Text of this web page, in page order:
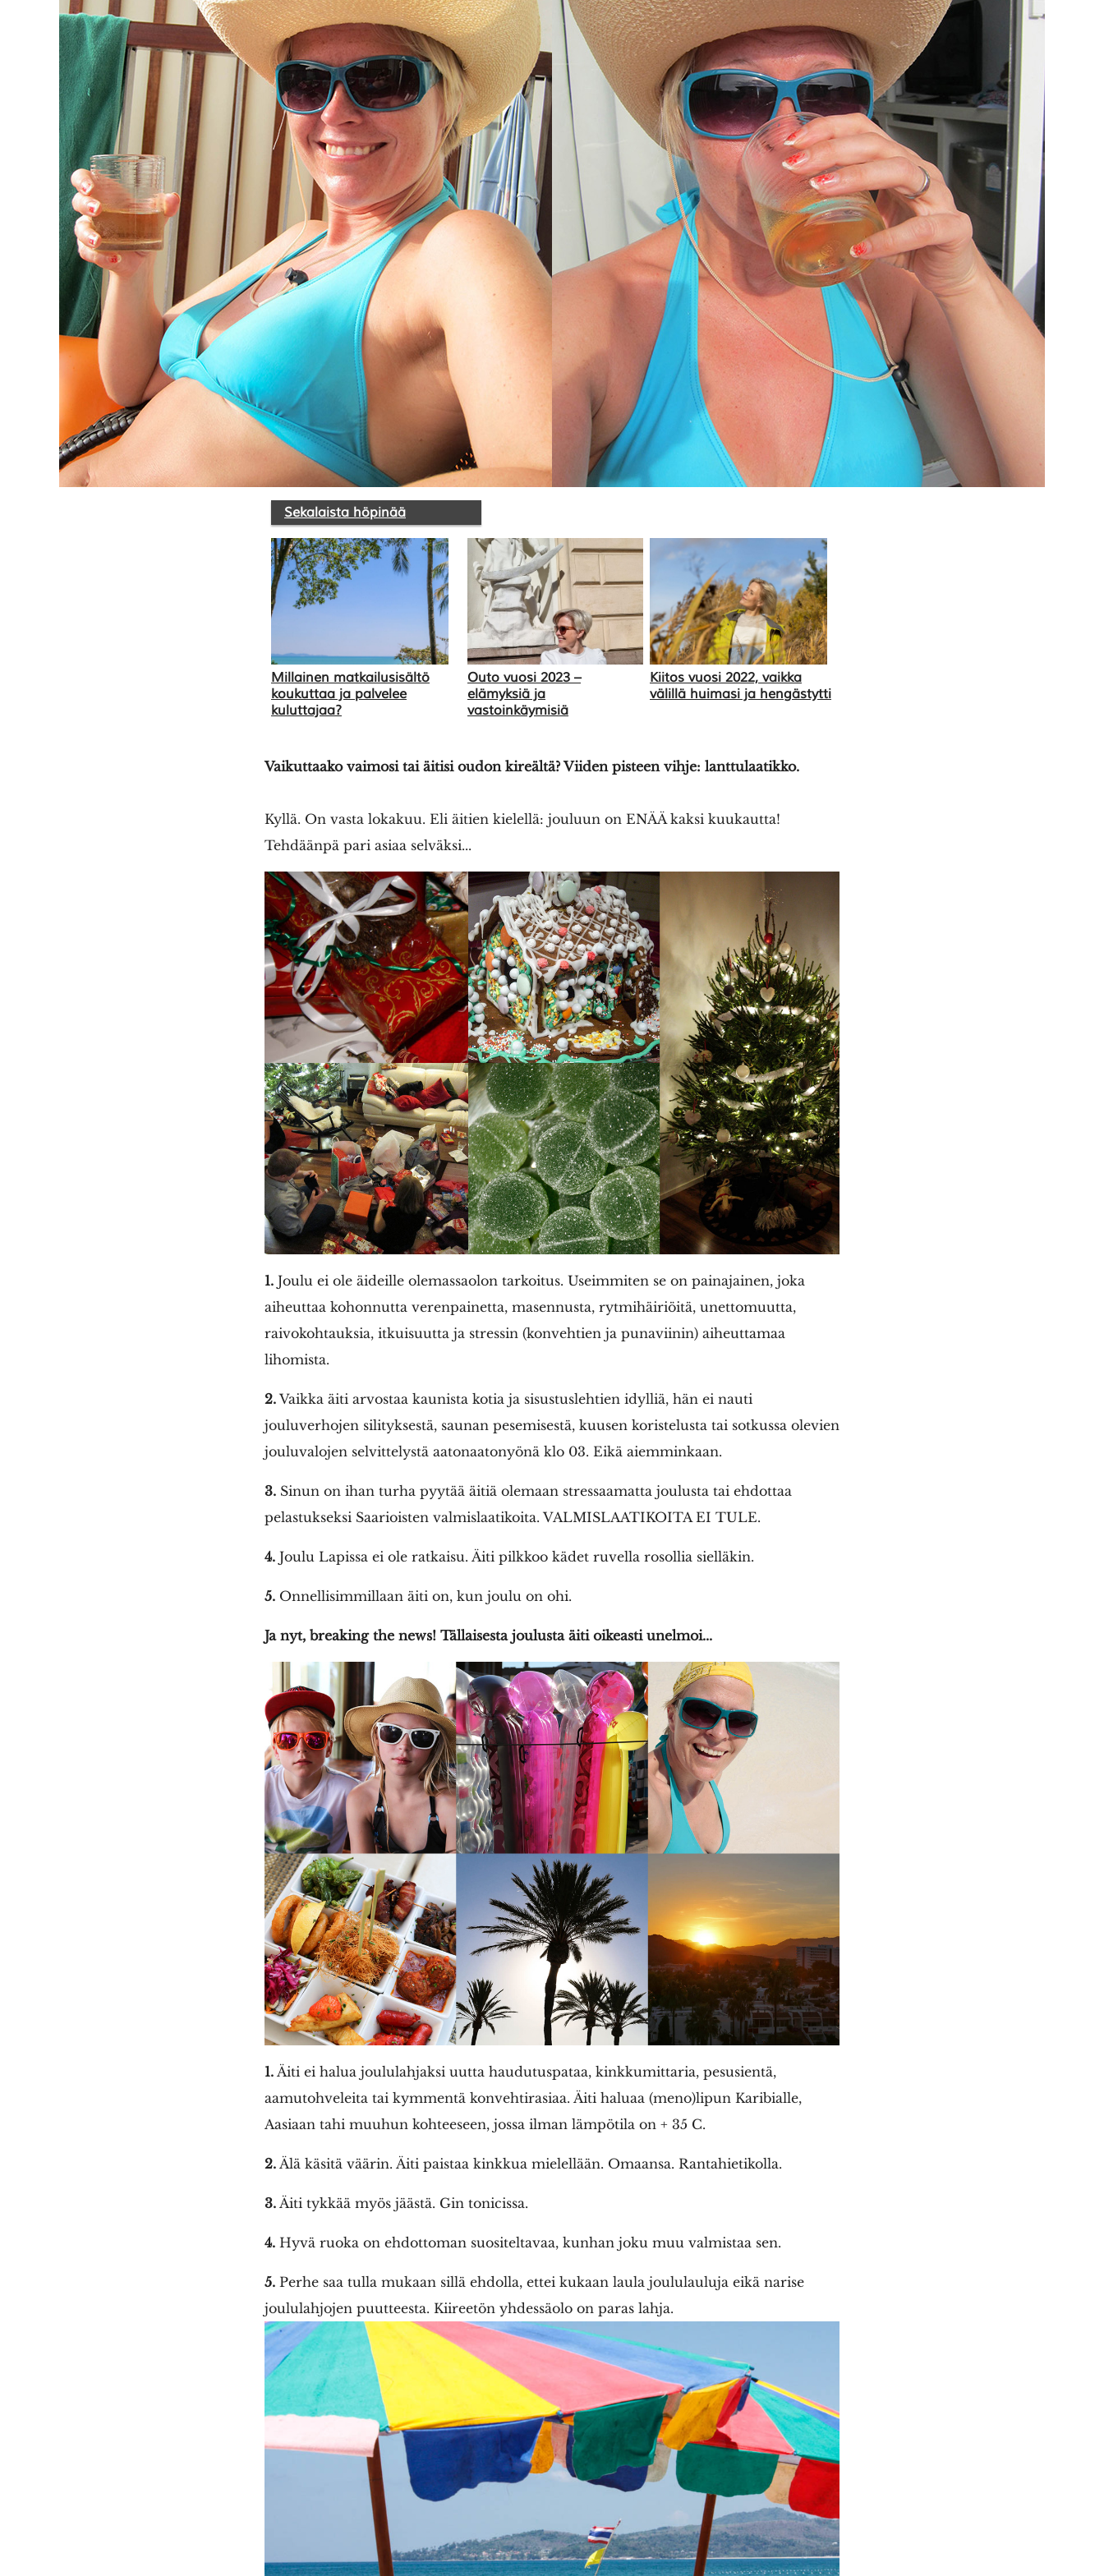
Sekalaista höpinää
Millainen matkailusisältö
koukuttaa ja palvelee
kuluttajaa?
Outo vuosi 2023 –
elämyksiä ja
vastoinkäymisiä
Kiitos vuosi 2022, vaikka
välillä huimasi ja hengästytti
Vaikuttaako vaimosi tai äitisi oudon kireältä? Viiden pisteen vihje: lanttulaatikko.
Kyllä. On vasta lokakuu. Eli äitien kielellä: jouluun on ENÄÄ kaksi kuukautta!
Tehdäänpä pari asiaa selväksi...
1. Joulu ei ole äideille olemassaolon tarkoitus. Useimmiten se on painajainen, joka
aiheuttaa kohonnutta verenpainetta, masennusta, rytmihäiriöitä, unettomuutta,
raivokohtauksia, itkuisuutta ja stressin (konvehtien ja punaviinin) aiheuttamaa
lihomista.
2. Vaikka äiti arvostaa kaunista kotia ja sisustuslehtien idylliä, hän ei nauti
jouluverhojen silityksestä, saunan pesemisestä, kuusen koristelusta tai sotkussa olevien
jouluvalojen selvittelystä aatonaatonyönä klo 03. Eikä aiemminkaan.
3. Sinun on ihan turha pyytää äitiä olemaan stressaamatta joulusta tai ehdottaa
pelastukseksi Saarioisten valmislaatikoita. VALMISLAATIKOITA EI TULE.
4. Joulu Lapissa ei ole ratkaisu. Äiti pilkkoo kädet ruvella rosollia sielläkin.
5. Onnellisimmillaan äiti on, kun joulu on ohi.
Ja nyt, breaking the news! Tällaisesta joulusta äiti oikeasti unelmoi...
1. Äiti ei halua joululahjaksi uutta haudutuspataa, kinkkumittaria, pesusientä,
aamutohveleita tai kymmentä konvehtirasiaa. Äiti haluaa (meno)lipun Karibialle,
Aasiaan tahi muuhun kohteeseen, jossa ilman lämpötila on + 35 C.
2. Älä käsitä väärin. Äiti paistaa kinkkua mielellään. Omaansa. Rantahietikolla.
3. Äiti tykkää myös jäästä. Gin tonicissa.
4. Hyvä ruoka on ehdottoman suositeltavaa, kunhan joku muu valmistaa sen.
5. Perhe saa tulla mukaan sillä ehdolla, ettei kukaan laula joululauluja eikä narise
joululahjojen puutteesta. Kiireetön yhdessäolo on paras lahja.